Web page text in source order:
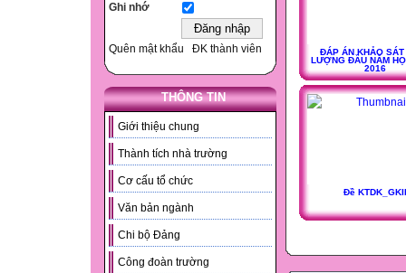
Ghi nhớ
Quên mật khẩu ĐK thành viên
THÔNG TIN
Giới thiệu chung
Thành tích nhà trường
Cơ cấu tổ chức
Văn bản ngành
Chi bộ Đảng
Công đoàn trường
ĐÁP ÁN KHẢO SÁT
LƯỢNG ĐẦU NĂM
2016
Đề KTDK_GKII